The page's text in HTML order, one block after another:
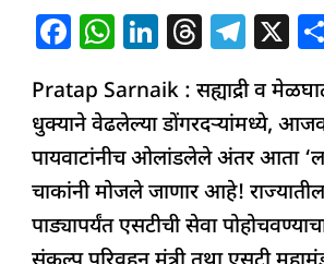
F
c
e
b
o
o
W
at
s
A
p
p
Li
k
e
dI
n
T
re
a
d
s
T
e
g
ra
m
X
Pratap Sarnaik : सह्याद्री व
धुक्याने वेढलेल्या डोंगरदऱ्यांमध्ये,
पायवाटांनीच ओलांडलेले अंतर आता
चाकांनी मोजले जाणार आहे!
पाड्यापर्यंत एसटीची सेवा
एसटी
’
नव्हे…
‘
आदिवासी
पाडा,
तिथे
एसटी